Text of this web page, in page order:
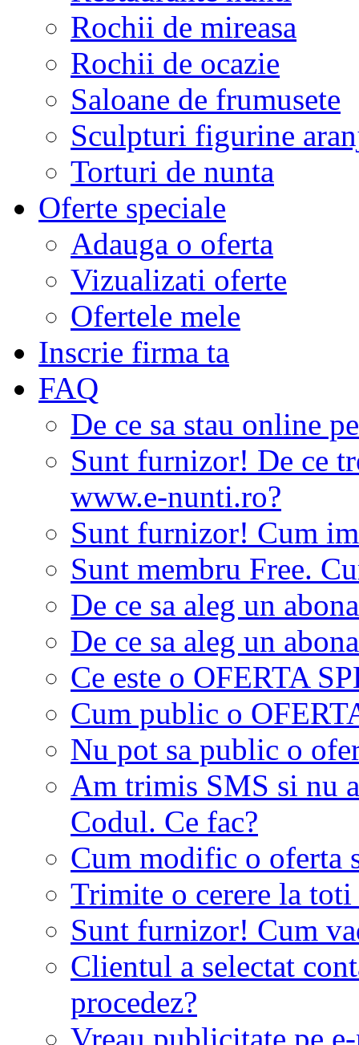
Rochii de mireasa
Rochii de ocazie
Saloane de frumusete
Sculpturi figurine
Torturi de nunta
Oferte speciale
Adauga o oferta
Vizualizati oferte
Ofertele mele
Inscrie firma ta
FAQ
De ce sa stau online
Sunt furnizor! De ce
www.e-nunti.ro?
Sunt furnizor! Cum
Sunt membru Free.
De ce sa aleg un
De ce sa aleg un
Ce este o OFERTA
Cum public o
Nu pot sa public o
Am trimis SMS si nu
Codul. Ce fac?
Cum modific o oferta
Trimite o cerere la
Sunt furnizor! Cum
Clientul a selectat
procedez?
Vreau publicitate pe